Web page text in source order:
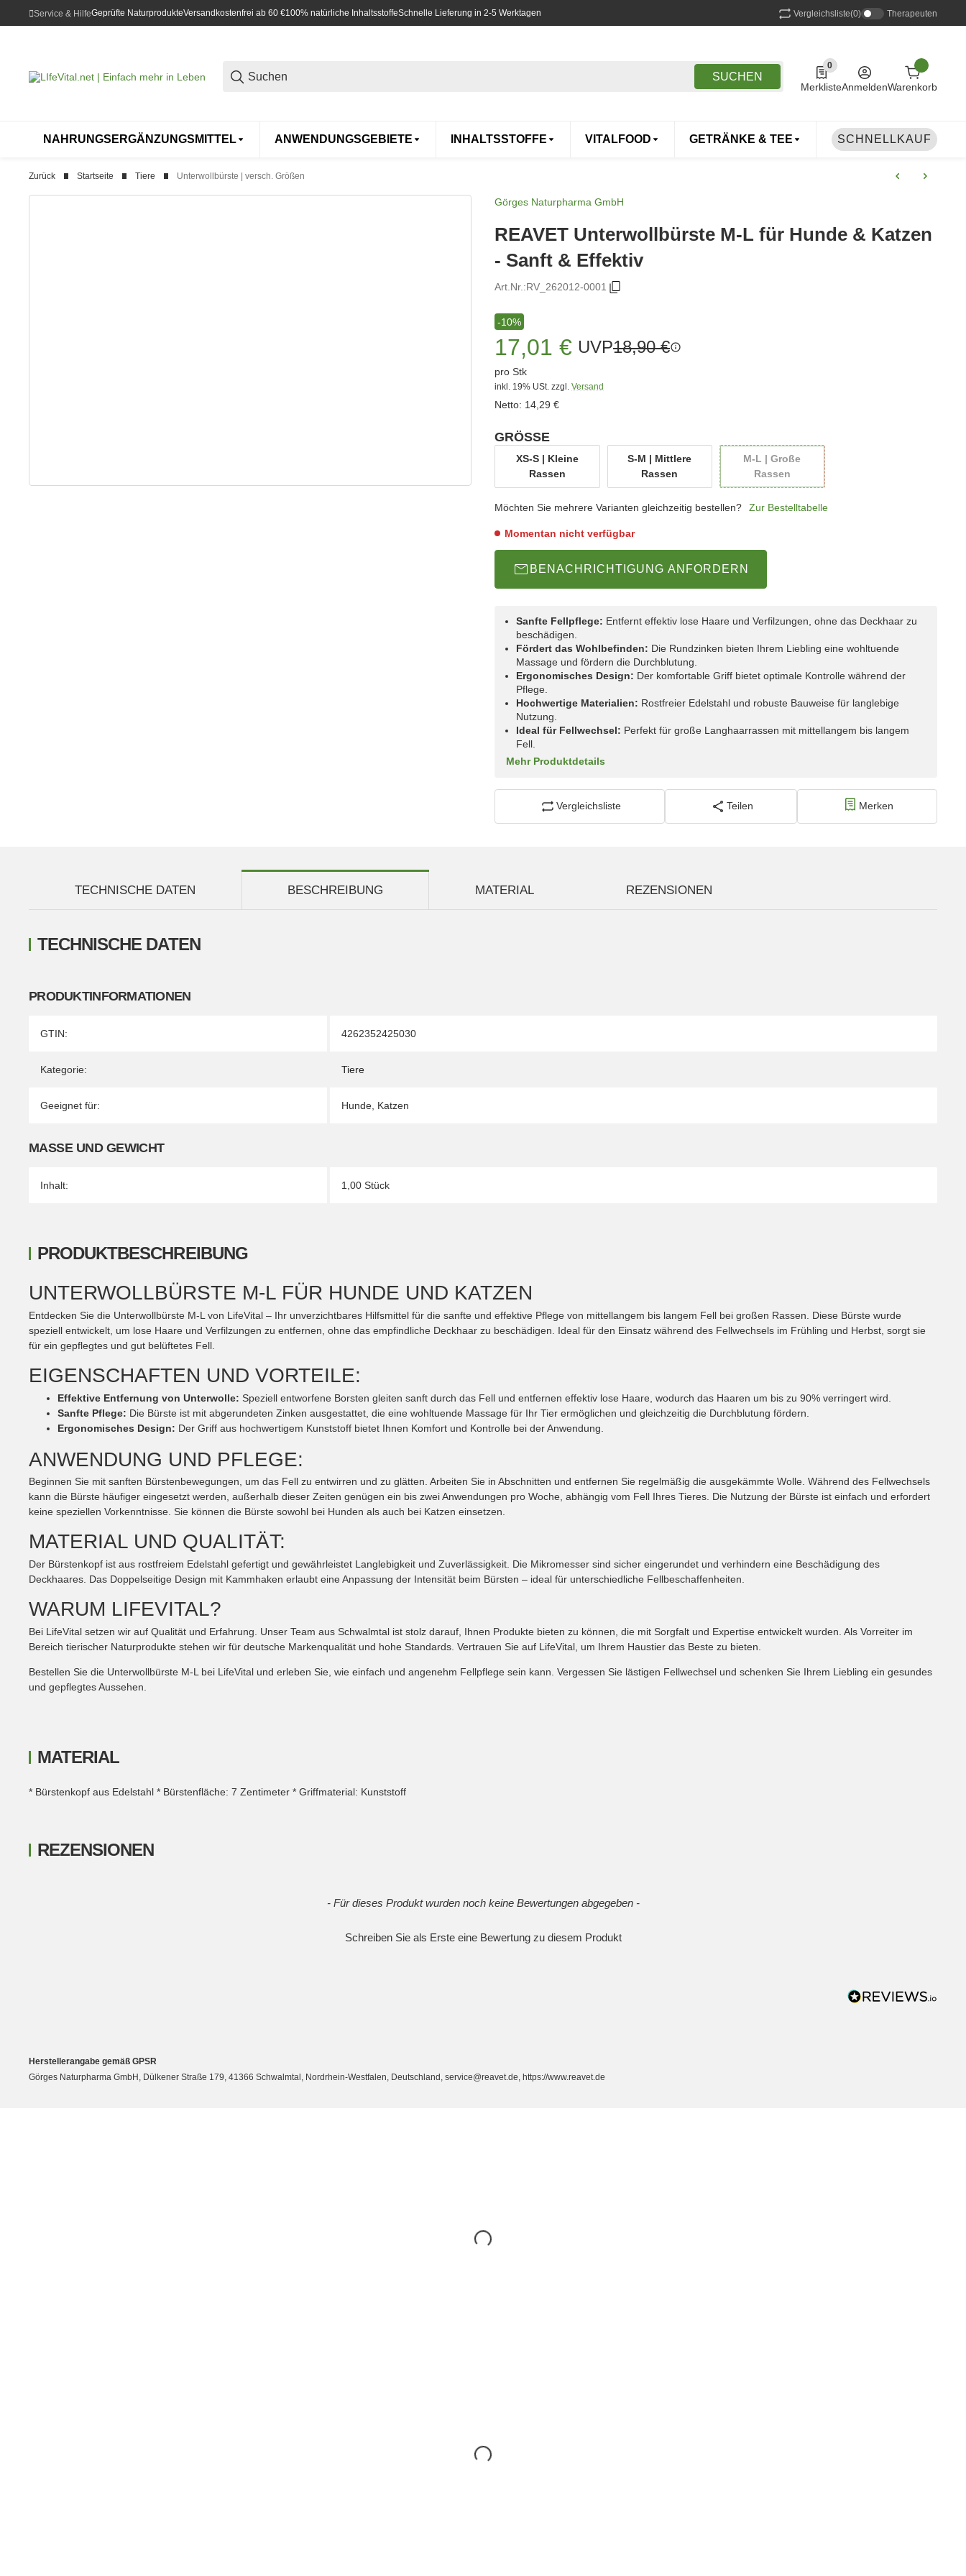
Service & HilfeGeprüfte NaturprodukteVersandkostenfrei ab 60 €100% natürliche InhaltsstoffeSchnelle Lieferung in 2-5 Werktagen Vergleichsliste(0) Therapeuten
SUCHEN
0
0 Produkte in der Liste
MerklisteAnmeldenWarenkorb
NAHRUNGSERGÄNZUNGSMITTEL ANWENDUNGSGEBIETE INHALTSSTOFFE VITALFOOD GETRÄNKE & TEE DROGERIE TIERE
SCHNELLKAUF
Zurück Startseite Tiere Unterwollbürste | versch. Größen
Görges Naturpharma GmbH
REAVET Unterwollbürste M-L für Hunde & Katzen
- Sanft & Effektiv
Art.Nr.:RV_262012-0001
-10%
17,01 € UVP18,90 €
pro Stk
inkl. 19% USt. zzgl. Versand
Netto: 14,29 €
GRÖSSE
XS-S | Kleine
RassenXS-S | Kleine Rassen
S-M | Mittlere
RassenS-M | Mittlere Rassen
M-L | Große
RassenM-L | Große Rassen
Möchten Sie mehrere Varianten gleichzeitig bestellen? Zur Bestelltabelle
Momentan nicht verfügbar
BENACHRICHTIGUNG ANFORDERN
Sanfte Fellpflege: Entfernt effektiv lose Haare und Verfilzungen, ohne das Deckhaar zu
beschädigen.
Fördert das Wohlbefinden: Die Rundzinken bieten Ihrem Liebling eine wohltuende
Massage und fördern die Durchblutung.
Ergonomisches Design: Der komfortable Griff bietet optimale Kontrolle während der
Pflege.
Hochwertige Materialien: Rostfreier Edelstahl und robuste Bauweise für langlebige
Nutzung.
Ideal für Fellwechsel: Perfekt für große Langhaarrassen mit mittellangem bis langem
Fell.
Mehr Produktdetails
Vergleichsliste Teilen Merken
TECHNISCHE DATEN BESCHREIBUNG MATERIAL REZENSIONEN
TECHNISCHE DATEN
PRODUKTINFORMATIONEN
Produkteigenschaft
Wert
GTIN: 4262352425030
Kategorie: Tiere
Geeignet für: Hunde Katzen
MASSE UND GEWICHT
Inhalt: 1,00 Stück
PRODUKTBESCHREIBUNG
UNTERWOLLBÜRSTE M-L FÜR HUNDE UND KATZEN
Entdecken Sie die Unterwollbürste M-L von LifeVital – Ihr unverzichtbares Hilfsmittel für die sanfte und effektive Pflege von mittellangem bis langem Fell bei großen Rassen. Diese Bürste wurde
speziell entwickelt, um lose Haare und Verfilzungen zu entfernen, ohne das empfindliche Deckhaar zu beschädigen. Ideal für den Einsatz während des Fellwechsels im Frühling und Herbst, sorgt sie
für ein gepflegtes und gut belüftetes Fell.
EIGENSCHAFTEN UND VORTEILE:
Effektive Entfernung von Unterwolle: Speziell entworfene Borsten gleiten sanft durch das Fell und entfernen effektiv lose Haare, wodurch das Haaren um bis zu 90% verringert wird.
Sanfte Pflege: Die Bürste ist mit abgerundeten Zinken ausgestattet, die eine wohltuende Massage für Ihr Tier ermöglichen und gleichzeitig die Durchblutung fördern.
Ergonomisches Design: Der Griff aus hochwertigem Kunststoff bietet Ihnen Komfort und Kontrolle bei der Anwendung.
ANWENDUNG UND PFLEGE:
Beginnen Sie mit sanften Bürstenbewegungen, um das Fell zu entwirren und zu glätten. Arbeiten Sie in Abschnitten und entfernen Sie regelmäßig die ausgekämmte Wolle. Während des Fellwechsels
kann die Bürste häufiger eingesetzt werden, außerhalb dieser Zeiten genügen ein bis zwei Anwendungen pro Woche, abhängig vom Fell Ihres Tieres. Die Nutzung der Bürste ist einfach und erfordert
keine speziellen Vorkenntnisse. Sie können die Bürste sowohl bei Hunden als auch bei Katzen einsetzen.
MATERIAL UND QUALITÄT:
Der Bürstenkopf ist aus rostfreiem Edelstahl gefertigt und gewährleistet Langlebigkeit und Zuverlässigkeit. Die Mikromesser sind sicher eingerundet und verhindern eine Beschädigung des
Deckhaares. Das Doppelseitige Design mit Kammhaken erlaubt eine Anpassung der Intensität beim Bürsten – ideal für unterschiedliche Fellbeschaffenheiten.
WARUM LIFEVITAL?
Bei LifeVital setzen wir auf Qualität und Erfahrung. Unser Team aus Schwalmtal ist stolz darauf, Ihnen Produkte bieten zu können, die mit Sorgfalt und Expertise entwickelt wurden. Als Vorreiter im
Bereich tierischer Naturprodukte stehen wir für deutsche Markenqualität und hohe Standards. Vertrauen Sie auf LifeVital, um Ihrem Haustier das Beste zu bieten.
Bestellen Sie die Unterwollbürste M-L bei LifeVital und erleben Sie, wie einfach und angenehm Fellpflege sein kann. Vergessen Sie lästigen Fellwechsel und schenken Sie Ihrem Liebling ein gesundes
und gepflegtes Aussehen.
MATERIAL
* Bürstenkopf aus Edelstahl * Bürstenfläche: 7 Zentimeter * Griffmaterial: Kunststoff
REZENSIONEN
- Für dieses Produkt wurden noch keine Bewertungen abgegeben -
Schreiben Sie als Erste eine Bewertung zu diesem Produkt
Herstellerangabe gemäß GPSR
Görges Naturpharma GmbH, Dülkener Straße 179, 41366 Schwalmtal, Nordrhein-Westfalen, Deutschland, service@reavet.de, https://www.reavet.de